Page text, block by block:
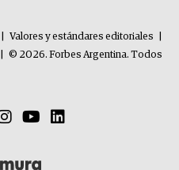
Valores y estándares editoriales
© 2026. Forbes Argentina. Todos